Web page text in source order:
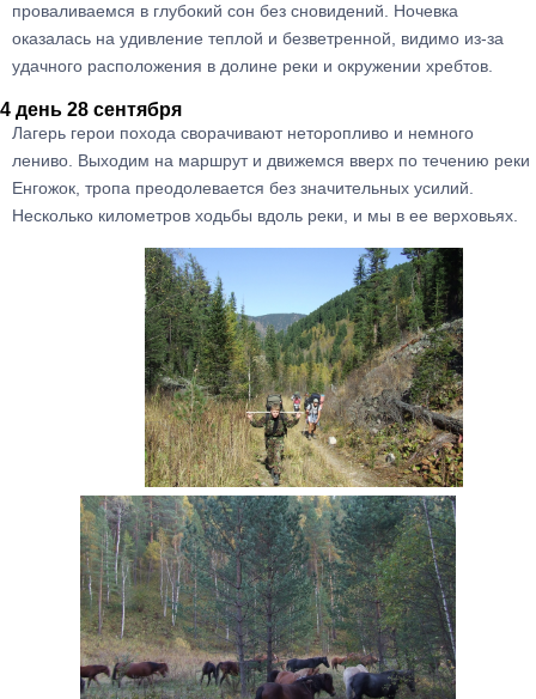
проваливаемся в глубокий сон без сновидений. Ночевка
оказалась на удивление теплой и безветренной, видимо из-за
удачного расположения в долине реки и окружении хребтов.
4 день 28 сентября
Лагерь герои похода сворачивают неторопливо и немного
лениво. Выходим на маршрут и движемся вверх по течению реки
Енгожок, тропа преодолевается без значительных усилий.
Несколько километров ходьбы вдоль реки, и мы в ее верховьях.